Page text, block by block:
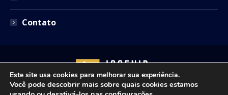
Contato
Este site usa cookies para melhorar sua experiência.
Você pode descobrir mais sobre quais cookies estamos